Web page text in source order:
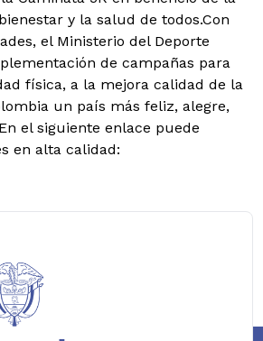
y la salud de todos.Con
el Ministerio del Deporte
de campañas para
física, a la mejora calidad de la
un país más feliz, alegre,
el siguiente enlace puede
en alta calidad: